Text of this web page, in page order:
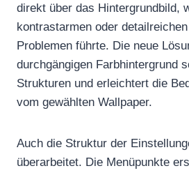
direkt über das Hintergrundbild,
kontrastarmen oder
Problemen führte. Die neue
durchgängigen Farbhintergrund
Strukturen und erleichtert die
vom gewählten Wallpaper.
Auch die Struktur der
überarbeitet. Die Menüpunkte